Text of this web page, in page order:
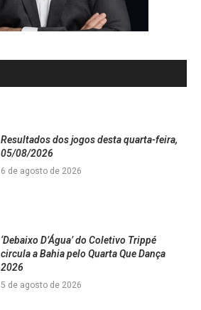
Resultados dos jogos desta quarta-feira,
05/08/2026
6 de agosto de 2026
‘Debaixo D’Água’ do Coletivo Trippé
circula a Bahia pelo Quarta Que Dança
2026
5 de agosto de 2026